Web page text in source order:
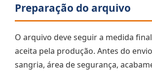
Preparação do arquivo
O arquivo deve seguir a medida
aceita pela produção. Antes do
sangria, área de segurança,